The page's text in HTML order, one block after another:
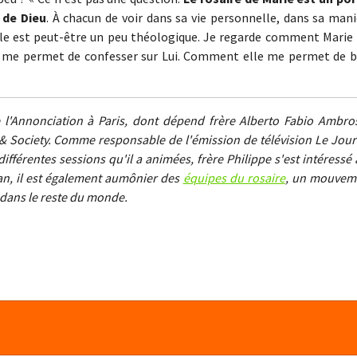
Dieu. À chacun de voir dans sa vie personnelle, dans sa
est peut-être un peu théologique. Je regarde comment Marie
permet de confesser sur Lui. Comment elle me permet de
à Paris, dont dépend frère Alberto Fabio
Comme responsable de l'émission de télévision Le
sessions qu'il a animées, frère Philippe s'est intéressé
il est également aumônier des équipes du rosaire, un
le reste du monde.